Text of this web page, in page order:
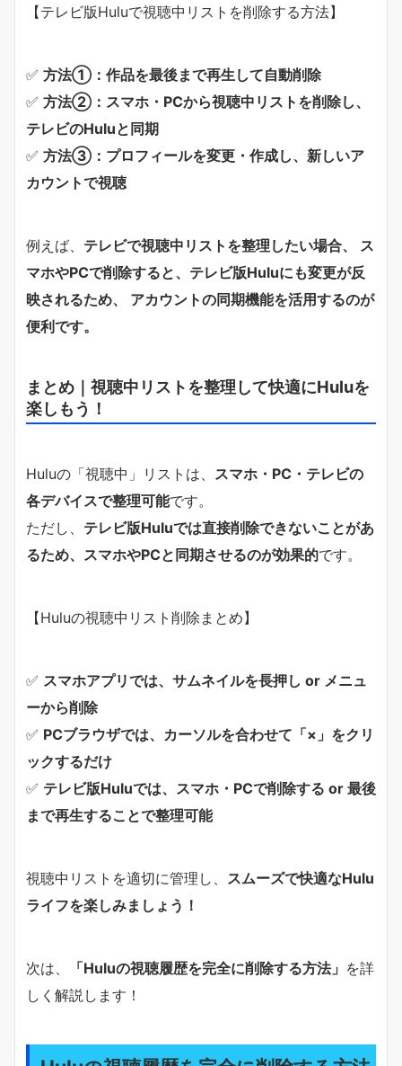
【テレビ版Huluで視聴中リストを削除する方法】
✅ 方法①：作品を最後まで再生して自動削除
✅ 方法②：スマホ・PCから視聴中リストを削除し、
テレビのHuluと同期
✅ 方法③：プロフィールを変更・作成し、新しいア
カウントで視聴
例えば、 テレビで視聴中リストを整理したい場合、 ス
マホやPCで削除すると、テレビ版Huluにも変更が反
映されるため、 アカウントの同期機能を活用するのが
便利です。
まとめ｜視聴中リストを整理して快適にHuluを
楽しもう！
Huluの「視聴中」リストは、 スマホ・PC・テレビの
各デバイスで整理可能です。
ただし、 テレビ版Huluでは直接削除できないことがあ
るため、スマホやPCと同期させるのが効果的です。
【Huluの視聴中リスト削除まとめ】
✅ スマホアプリでは、サムネイルを長押し or メニュ
ーから削除
✅ PCブラウザでは、カーソルを合わせて「×」をクリ
ックするだけ
✅ テレビ版Huluでは、スマホ・PCで削除する or 最後
まで再生することで整理可能
視聴中リストを適切に管理し、 スムーズで快適なHulu
ライフを楽しみましょう！
次は、 「Huluの視聴履歴を完全に削除する方法」 を詳
しく解説します！